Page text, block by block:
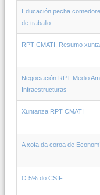
Educación pecha
de traballo
RPT CMATI. Resumo
Negociación RPT Medio
Infraestructuras
Xuntanza RPT CMATI
A xoía da coroa de
O 5% do CSIF